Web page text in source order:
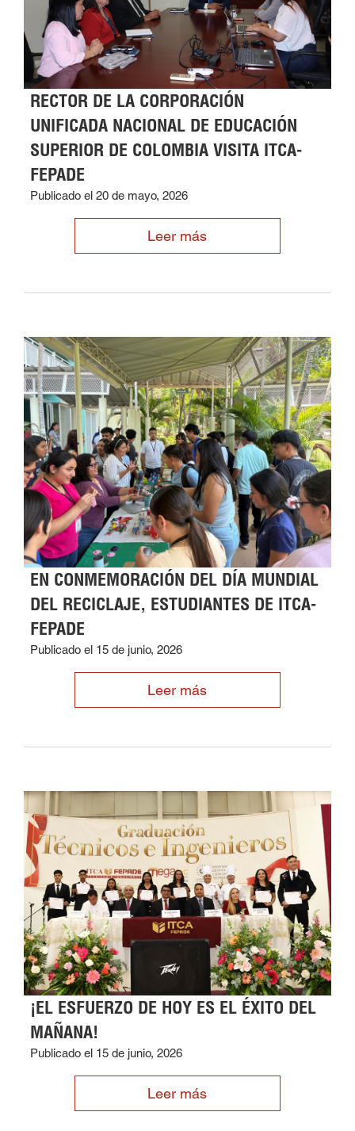
RECTOR DE LA CORPORACIÓN
UNIFICADA NACIONAL DE EDUCACIÓN
SUPERIOR DE COLOMBIA VISITA ITCA-
FEPADE
Publicado el 20 de mayo, 2026
Leer más
EN CONMEMORACIÓN DEL DÍA MUNDIAL
DEL RECICLAJE, ESTUDIANTES DE ITCA-
FEPADE
Publicado el 15 de junio, 2026
Leer más
¡EL ESFUERZO DE HOY ES EL ÉXITO DEL
MAÑANA!
Publicado el 15 de junio, 2026
Leer más